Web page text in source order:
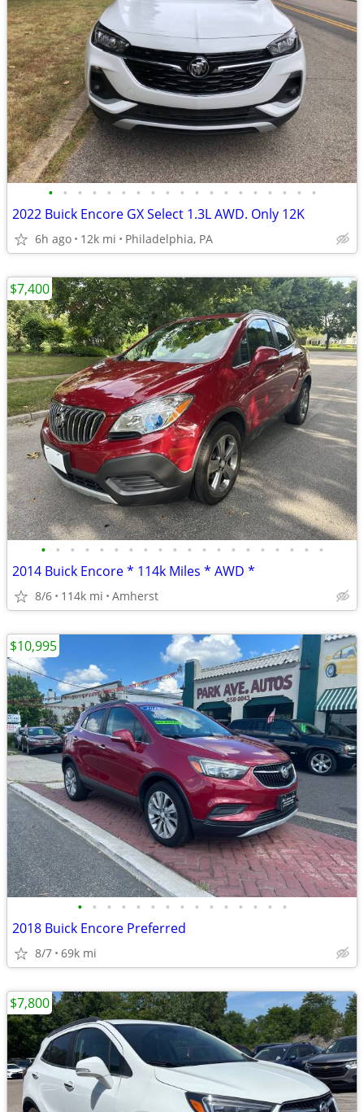
• • • • • • • • • • • • • • • • • • •
2022 Buick Encore GX Select 1.3L AWD. Only 12K
6h ago 12k mi Philadelphia, PA
• • • • • • • • • • • • • • • • • • • •
2014 Buick Encore * 114k Miles * AWD *
8/6 114k mi Amherst
$7,400
• • • • • • • • • • • • • • •
2018 Buick Encore Preferred
8/7 69k mi
$10,995
$7,800